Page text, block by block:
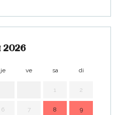
2026
je ve sa di
1 2
6 7 8 9